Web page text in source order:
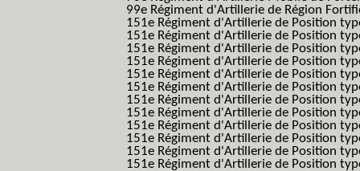
99e Régiment d'Artillerie de Région
151e Régiment d'Artillerie de Position
151e Régiment d'Artillerie de Position
151e Régiment d'Artillerie de Position
151e Régiment d'Artillerie de Position
151e Régiment d'Artillerie de Position
151e Régiment d'Artillerie de Position
151e Régiment d'Artillerie de Position
151e Régiment d'Artillerie de Position
151e Régiment d'Artillerie de Position
151e Régiment d'Artillerie de Position
151e Régiment d'Artillerie de Position
151e Régiment d'Artillerie de Position